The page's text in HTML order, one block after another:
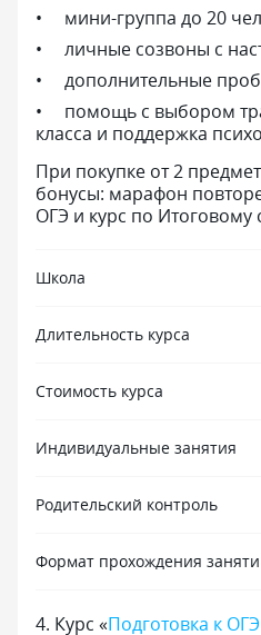
мини-группа до 20
личные созвоны с
дополнительные
помощь с выбором
класса и поддержка
При покупке от 2
бонусы: марафон
ОГЭ и курс по Итоговому
Школа
Длительность курса
Стоимость курса
Индивидуальные занятия
Родительский контроль
Формат прохождения
4. Курс «Подготовка к